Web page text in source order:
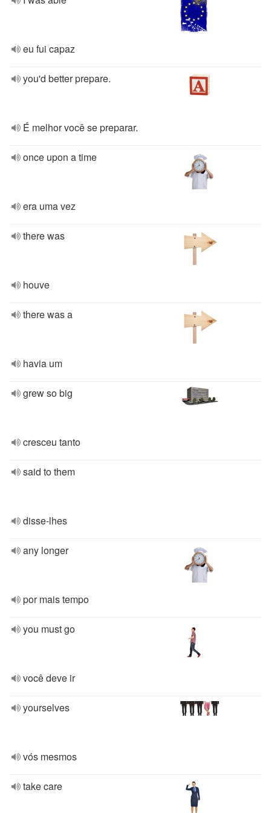
eu fui capaz
you'd better prepare.
É melhor você se preparar.
once upon a time
era uma vez
there was
houve
there was a
havia um
grew so big
cresceu tanto
said to them
disse-lhes
any longer
por mais tempo
you must go
você deve ir
yourselves
vós mesmos
take care